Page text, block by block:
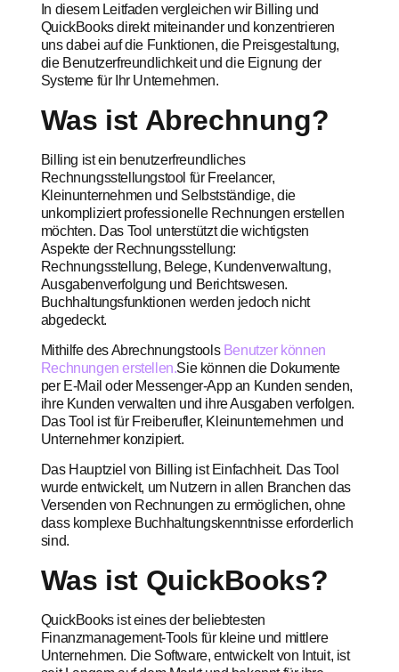
In diesem Leitfaden vergleichen wir Billing und
QuickBooks direkt miteinander und konzentrieren
uns dabei auf die Funktionen, die Preisgestaltung,
die Benutzerfreundlichkeit und die Eignung der
Systeme für Ihr Unternehmen.
Was ist Abrechnung?
Billing ist ein benutzerfreundliches
Rechnungsstellungstool für Freelancer,
Kleinunternehmen und Selbstständige, die
unkompliziert professionelle Rechnungen erstellen
möchten. Das Tool unterstützt die wichtigsten
Aspekte der Rechnungsstellung:
Rechnungsstellung, Belege, Kundenverwaltung,
Ausgabenverfolgung und Berichtswesen.
Buchhaltungsfunktionen werden jedoch nicht
abgedeckt.
Mithilfe des Abrechnungstools Benutzer können
Rechnungen erstellen.Sie können die Dokumente
per E-Mail oder Messenger-App an Kunden senden,
ihre Kunden verwalten und ihre Ausgaben verfolgen.
Das Tool ist für Freiberufler, Kleinunternehmen und
Unternehmer konzipiert.
Das Hauptziel von Billing ist Einfachheit. Das Tool
wurde entwickelt, um Nutzern in allen Branchen das
Versenden von Rechnungen zu ermöglichen, ohne
dass komplexe Buchhaltungskenntnisse erforderlich
sind.
Was ist QuickBooks?
QuickBooks ist eines der beliebtesten
Finanzmanagement-Tools für kleine und mittlere
Unternehmen. Die Software, entwickelt von Intuit, ist